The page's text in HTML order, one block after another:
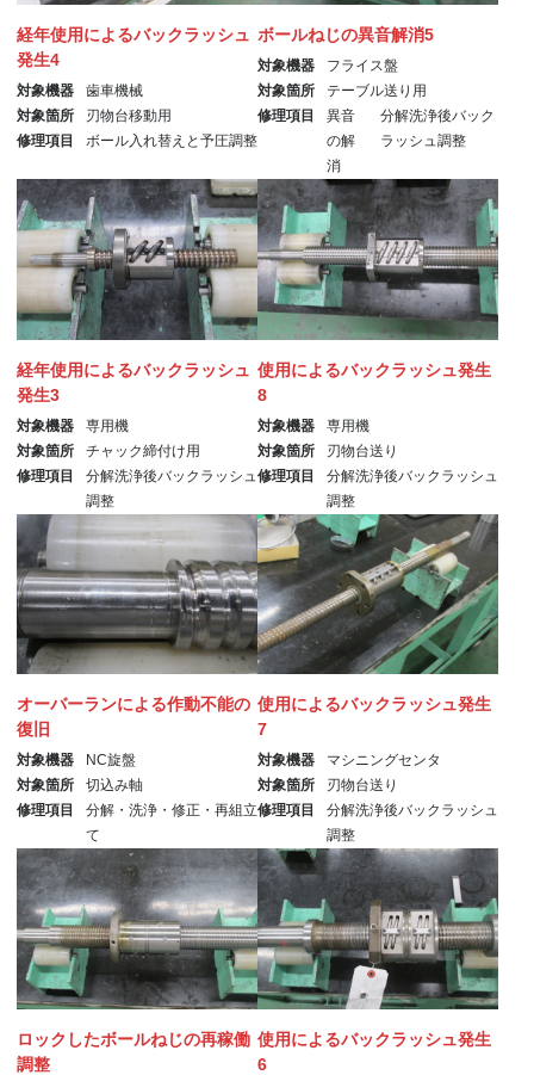
経年使用によるバックラッシュ
発生4
対象機器
歯車機械
対象箇所
刃物台移動用
修理項目
ボール入れ替えと予圧調整
ボールねじの異音解消5
対象機器
フライス盤
対象箇所
テーブル送り用
修理項目
異音
の解
消
分解洗浄後バック
ラッシュ調整
経年使用によるバックラッシュ
発生3
対象機器
専用機
対象箇所
チャック締付け用
修理項目
分解洗浄後バックラッシュ
調整
使用によるバックラッシュ発生
8
対象機器
専用機
対象箇所
刃物台送り
修理項目
分解洗浄後バックラッシュ
調整
オーバーランによる作動不能の
復旧
対象機器
NC旋盤
対象箇所
切込み軸
修理項目
分解・洗浄・修正・再組立
て
使用によるバックラッシュ発生
7
対象機器
マシニングセンタ
対象箇所
刃物台送り
修理項目
分解洗浄後バックラッシュ
調整
ロックしたボールねじの再稼働
調整
使用によるバックラッシュ発生
6